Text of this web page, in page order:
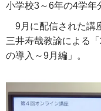
小学校3～6年の4学年
9月に配信された講
三井寿哉教諭による「
の導入～9月編」。